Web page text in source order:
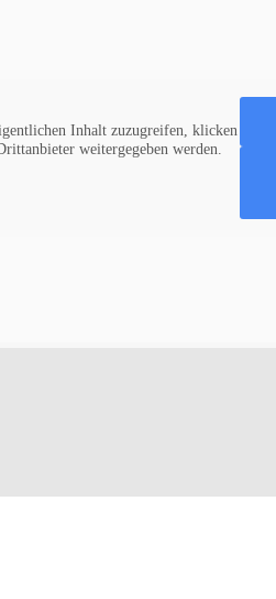
Inhalt zuzugreifen, klicken
weitergegeben werden.